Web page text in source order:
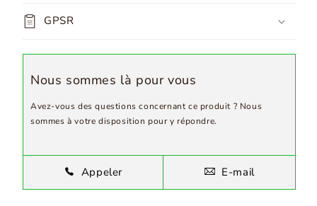
GPSR
Nous sommes là pour vous
Avez-vous des questions concernant ce produit ? Nous
sommes à votre disposition pour y répondre.
Appeler E-mail